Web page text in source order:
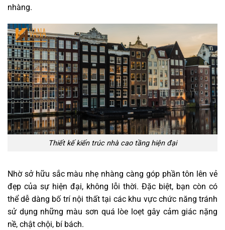
nhàng.
Thiết kế kiến trúc nhà cao tầng hiện đại
Nhờ sở hữu sắc màu nhẹ nhàng càng góp phần tôn lên vẻ
đẹp của sự hiện đại, không lỗi thời. Đặc biệt, bạn còn có
thể dễ dàng bố trí nội thất tại các khu vực chức năng tránh
sử dụng những màu sơn quá lòe loẹt gây cảm giác nặng
nề, chật chội, bí bách.